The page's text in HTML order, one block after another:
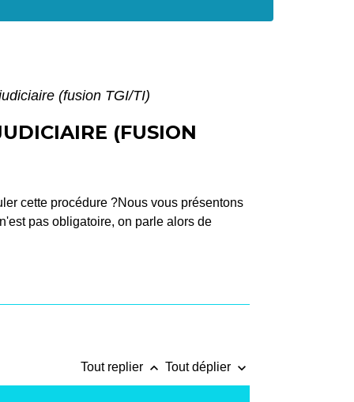
(fusion TGI/TI)
(FUSION
cette procédure ?Nous vous présentons
pas obligatoire, on parle alors de
Tout replier keyboard_arrow_up Tout déplier keyboard_arrow_down